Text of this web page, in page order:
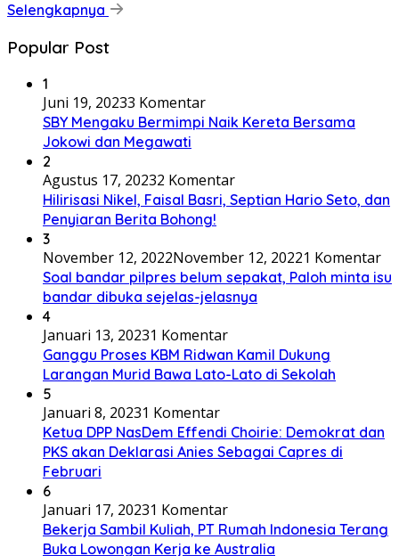
Selengkapnya
Popular Post
1
Juni 19, 20233 Komentar
SBY Mengaku Bermimpi Naik Kereta Bersama
Jokowi dan Megawati
2
Agustus 17, 20232 Komentar
Hilirisasi Nikel, Faisal Basri, Septian Hario Seto, dan
Penyiaran Berita Bohong!
3
November 12, 2022November 12, 20221 Komentar
Soal bandar pilpres belum sepakat, Paloh minta isu
bandar dibuka sejelas-jelasnya
4
Januari 13, 20231 Komentar
Ganggu Proses KBM Ridwan Kamil Dukung
Larangan Murid Bawa Lato-Lato di Sekolah
5
Januari 8, 20231 Komentar
Ketua DPP NasDem Effendi Choirie: Demokrat dan
PKS akan Deklarasi Anies Sebagai Capres di
Februari
6
Januari 17, 20231 Komentar
Bekerja Sambil Kuliah, PT Rumah Indonesia Terang
Buka Lowongan Kerja ke Australia